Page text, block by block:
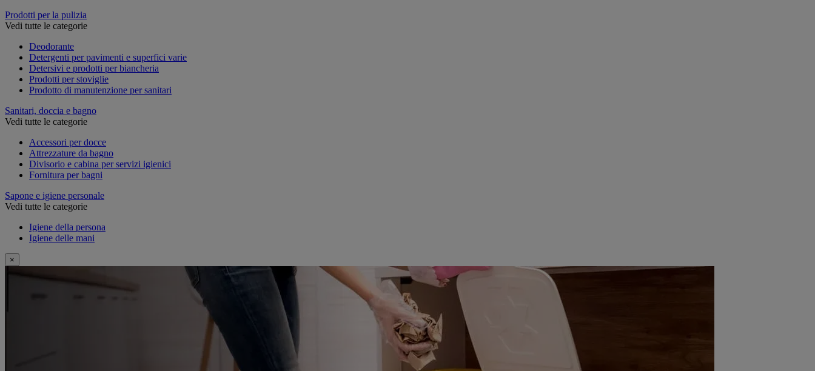
Prodotti per la pulizia
Vedi tutte le categorie
Deodorante
Detergenti per pavimenti e superfici varie
Detersivi e prodotti per biancheria
Prodotti per stoviglie
Prodotto di manutenzione per sanitari
Sanitari, doccia e bagno
Vedi tutte le categorie
Accessori per docce
Attrezzature da bagno
Divisorio e cabina per servizi igienici
Fornitura per bagni
Sapone e igiene personale
Vedi tutte le categorie
Igiene della persona
Igiene delle mani
×